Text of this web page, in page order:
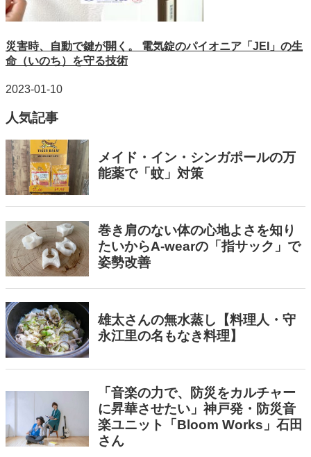
災害時、自動で鍵が開く。 電気錠のパイオニア「JEI」の生
命（いのち）を守る技術
2023-01-10
人気記事